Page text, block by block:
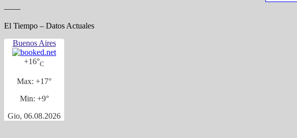
——
El Tiempo – Datos Actuales
Buenos Aires
+16°C
Max: +17°
Min: +9°
Gio, 06.08.2026